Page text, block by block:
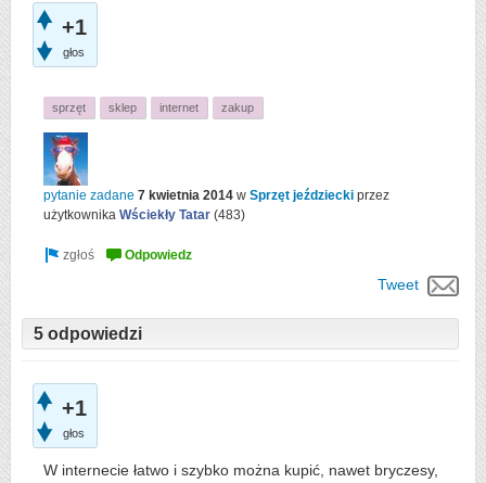
+1
głos
sprzęt sklep internet zakup
pytanie zadane 7 kwietnia 2014 w Sprzęt jeździecki przez
użytkownika Wściekły Tatar (483)
Tweet
5 odpowiedzi
+1
głos
W internecie łatwo i szybko można kupić, nawet bryczesy,